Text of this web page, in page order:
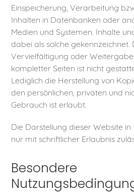
Einspeicherung, Verarbeitung
Inhalten in Datenbanken oder
Medien und Systemen. Inhalte
dabei als solche gekennzeichnet.
Vervielfältigung oder
kompletter Seiten ist nicht
Lediglich die Herstellung von
den persönlichen, privaten und
Gebrauch ist erlaubt.
Die Darstellung dieser Website
nur mit schriftlicher Erlaubnis
Besondere